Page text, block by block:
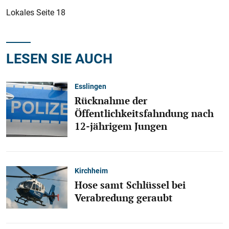
Lokales Seite 18
LESEN SIE AUCH
Esslingen
Rücknahme der
Öffentlichkeitsfahndung nach
12-jährigem Jungen
Kirchheim
Hose samt Schlüssel bei
Verabredung geraubt